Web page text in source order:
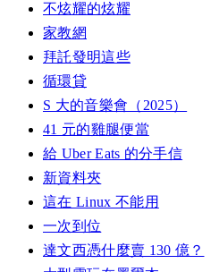
不炫耀的炫耀
家教網
拜託發明這些
循環貸
S 大的音樂會（2025）
41 元的雞腿便當
給 Uber Eats 的分手信
新資料夾
這在 Linux 不能用
一次到位
達文西憑什麼賣 130 億？